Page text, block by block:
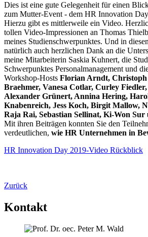
Dies ist eine gute Gelegenheit für einen
zum Mutter-Event - dem HR Innovation
Hierzu gibt es mittlerweile ein Video.
tollen Video-Impressionen an Thomas
meines Studienschwerpunktes. Und in
natürlich auch herzlichen Dank an die
meine Mitarbeiterin Saskia Kuhnert, die
Schwerpunktes Personalmanagement und
Workshop-Hosts Florian Arndt,
Braehmer, Vanesa Cotlar, Curley
Alexander Grünert, Annina Hering,
Knabenreich, Jess Koch, Birgit Mallow,
Raja Rai, Sebastian Sellinat, Ki-Won
Mit ihren Beiträgen konnten Sie den
verdeutlichen, wie HR Unternehmen in
HR Innovation Day 2019-Video Rückblick
Zurück
Kontakt